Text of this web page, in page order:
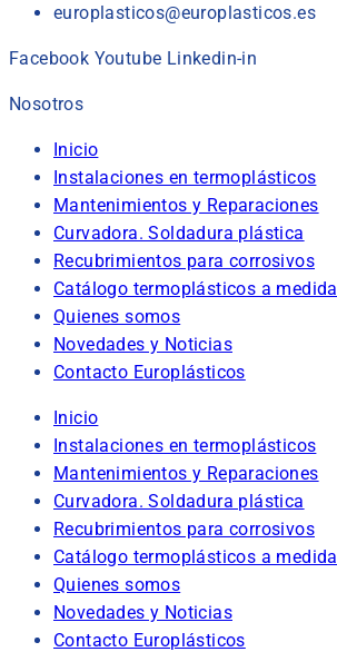
europlasticos@europlasticos.es
Facebook Youtube Linkedin-in
Nosotros
Inicio
Instalaciones en termoplásticos
Mantenimientos y Reparaciones
Curvadora. Soldadura plástica
Recubrimientos para corrosivos
Catálogo termoplásticos a medida
Quienes somos
Novedades y Noticias
Contacto Europlásticos
Inicio
Instalaciones en termoplásticos
Mantenimientos y Reparaciones
Curvadora. Soldadura plástica
Recubrimientos para corrosivos
Catálogo termoplásticos a medida
Quienes somos
Novedades y Noticias
Contacto Europlásticos